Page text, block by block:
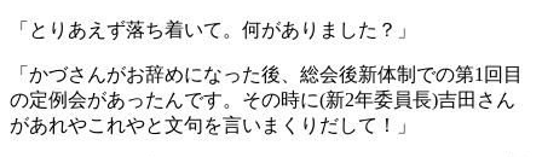
「とりあえず落ち着いて。何がありました？」
「かづさんがお辞めになった後、総会後新体制での第1回目
の定例会があったんです。その時に(新2年委員長)吉田さん
があれやこれやと文句を言いまくりだして！」